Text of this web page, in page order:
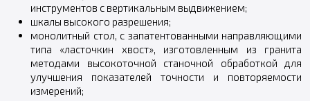
инструментов с вертикальным выдвижением;
шкалы высокого разрешения;
монолитный стол, с запатентованными направляющими
типа «ласточкин хвост», изготовленным из гранита
методами высокоточной станочной обработкой для
улучшения показателей точности и повторяемости
измерений;